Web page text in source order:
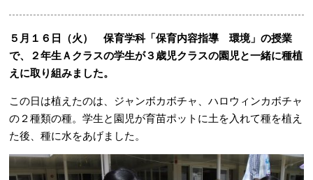
５月１６日（火） 保育学科「保育内容指導 環境」の授業
で、２年生Ａクラスの学生が３歳児クラスの園児と一緒に種植
えに取り組みました。
この日は植えたのは、ジャンボカボチャ、ハロウィンカボチャ
の２種類の種。学生と園児が育苗ポットに土を入れて種を植え
た後、種に水をあげました。